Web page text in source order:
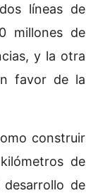
líneas de
millones de
y la otra
favor de la
construir
de
de